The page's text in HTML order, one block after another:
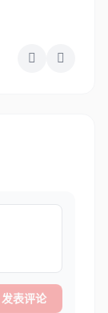
发表评论